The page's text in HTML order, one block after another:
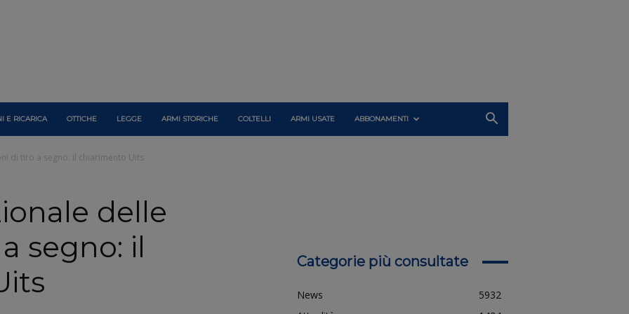
E RICARICA OTTICHE LEGGE ARMI STORICHE COLTELLI ARMI USATE ABBONAMENTI
di tiro a segno: il chiarimento Uits
delle
segno: il
Categorie più consultate
News
5932